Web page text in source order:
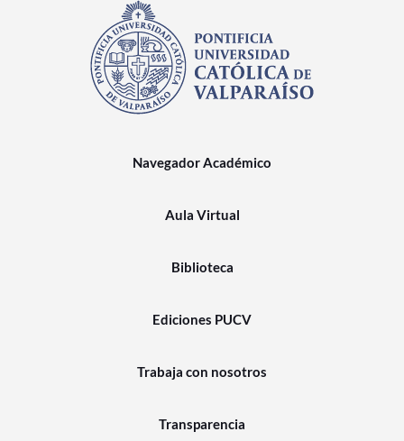
Navegador Académico
Aula Virtual
Biblioteca
Ediciones PUCV
Trabaja con nosotros
Transparencia